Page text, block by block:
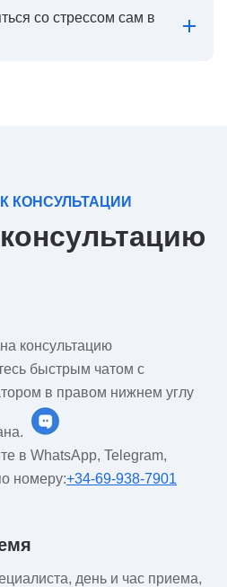
со стрессом сам в
КОНСУЛЬТАЦИИ
консультацию
быстрым чатом с
в правом нижнем углу
в WhatsApp, Telegram,
номеру:+34-69-938-7901
день и час приема,